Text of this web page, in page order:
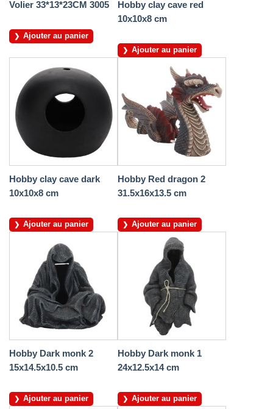
Volier 33*13*23CM 3005
Ajouter au panier
Hobby clay cave red
10x10x8 cm
Ajouter au panier
Hobby clay cave dark
10x10x8 cm
Ajouter au panier
Hobby Red dragon 2
31.5x16x13.5 cm
Ajouter au panier
Hobby Dark monk 2
15x14.5x10.5 cm
Ajouter au panier
Hobby Dark monk 1
24x12.5x14 cm
Ajouter au panier